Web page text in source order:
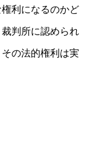
利になるのかど
判所に認められ
の法的権利は実